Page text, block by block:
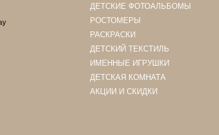
ДЕТСКИЕ ФОТОАЛЬБОМЫ
РОСТОМЕРЫ
РАСКРАСКИ
ДЕТСКИЙ ТЕКСТИЛЬ
ИМЕННЫЕ ИГРУШКИ
ДЕТСКАЯ КОМНАТА
АКЦИИ И СКИДКИ